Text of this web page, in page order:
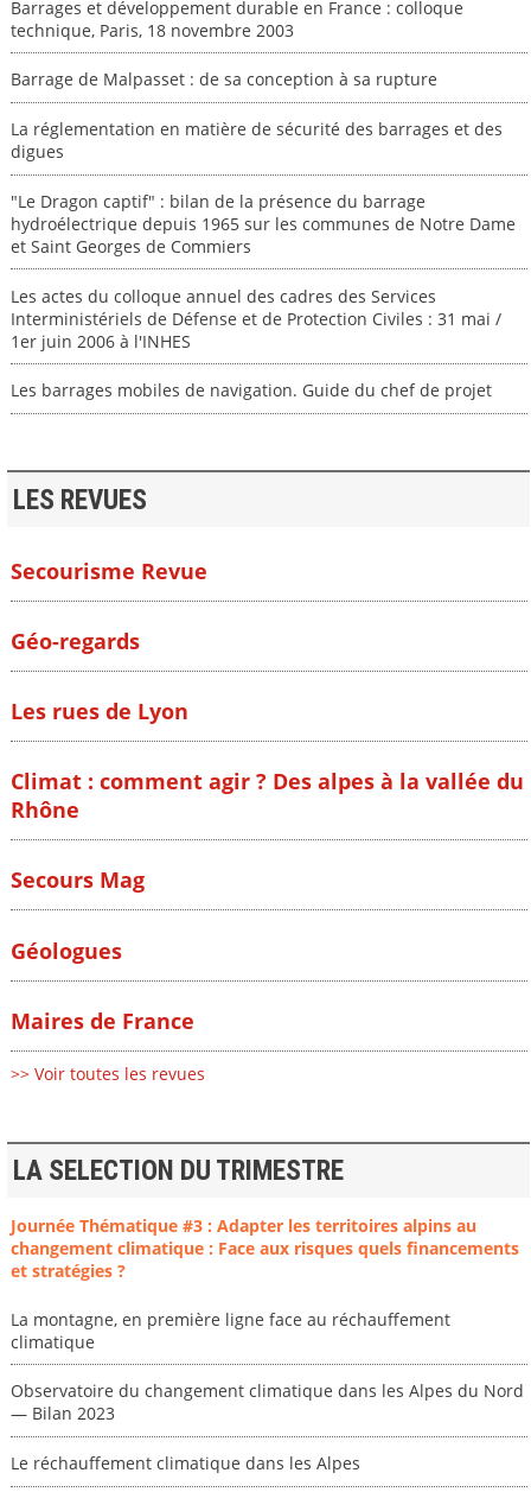
Barrages et développement durable en France : colloque
technique, Paris, 18 novembre 2003
Barrage de Malpasset : de sa conception à sa rupture
La réglementation en matière de sécurité des barrages et des
digues
"Le Dragon captif" : bilan de la présence du barrage
hydroélectrique depuis 1965 sur les communes de Notre Dame
et Saint Georges de Commiers
Les actes du colloque annuel des cadres des Services
Interministériels de Défense et de Protection Civiles : 31 mai /
1er juin 2006 à l'INHES
Les barrages mobiles de navigation. Guide du chef de projet
LES REVUES
Secourisme Revue
Géo-regards
Les rues de Lyon
Climat : comment agir ? Des alpes à la vallée du
Rhône
Secours Mag
Géologues
Maires de France
>> Voir toutes les revues
LA SELECTION DU TRIMESTRE
Journée Thématique #3 : Adapter les territoires alpins au
changement climatique : Face aux risques quels financements
et stratégies ?
La montagne, en première ligne face au réchauffement
climatique
Observatoire du changement climatique dans les Alpes du Nord
— Bilan 2023
Le réchauffement climatique dans les Alpes